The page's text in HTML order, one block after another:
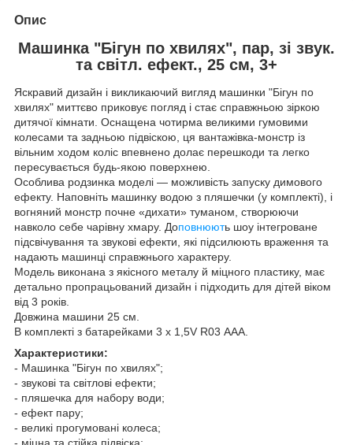
Опис
Машинка "Бігун по хвилях", пар, зі звук.
та світл. ефект., 25 см, 3+
Яскравий дизайн і викликаючий вигляд машинки "Бігун по
хвилях" миттєво приковує погляд і стає справжньою зіркою
дитячої кімнати. Оснащена чотирма великими гумовими
колесами та задньою підвіскою, ця вантажівка-монстр із
вільним ходом коліс впевнено долає перешкоди та легко
пересувається будь-якою поверхнею.
Особлива родзинка моделі — можливість запуску димового
ефекту. Наповніть машинку водою з пляшечки (у комплекті), і
вогняний монстр почне «дихати» туманом, створюючи
навколо себе чарівну хмару. Доповнюють шоу інтегроване
підсвічування та звукові ефекти, які підсилюють враження та
надають машинці справжнього характеру.
Модель виконана з якісного металу й міцного пластику, має
детально пропрацьований дизайн і підходить для дітей віком
від 3 років.
Довжина машини 25 см.
В комплекті з батарейками 3 x 1,5V R03 ААА.
Характеристики:
- Машинка "Бігун по хвилях";
- звукові та світлові ефекти;
- пляшечка для набору води;
- ефект пару;
- великі прогумовані колеса;